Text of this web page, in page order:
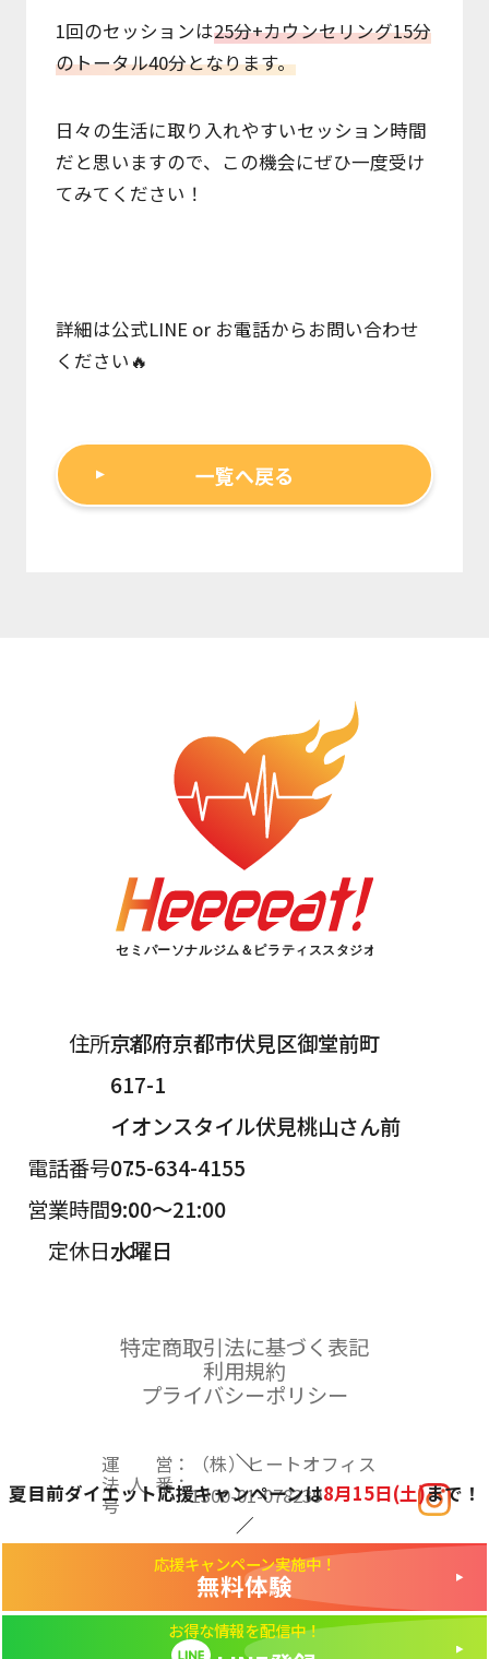
1回のセッションは25分+カウンセリング15分
のトータル40分となります。
日々の生活に取り入れやすいセッション時間
だと思いますので、この機会にぜひ一度受け
てみてください！
詳細は公式LINE or お電話からお問い合わせ
ください🔥
一覧へ戻る
住所京都府京都市伏見区御堂前町
617-1
イオンスタイル伏見桃山さん前
電話番号075-634-4155
営業時間9:00～21:00
定休日水曜日
特定商取引法に基づく表記
利用規約
プライバシーポリシー
運営 （株）ヒートオフィス
法人番
号 1300-01-078239
© セミパーソナルジム＆ピラティススタジオHeeeeat!
夏目前ダイエット応援キャンペーンは8月15日(土)まで！
応援キャンペーン実施中！
無料体験
お得な情報を配信中！